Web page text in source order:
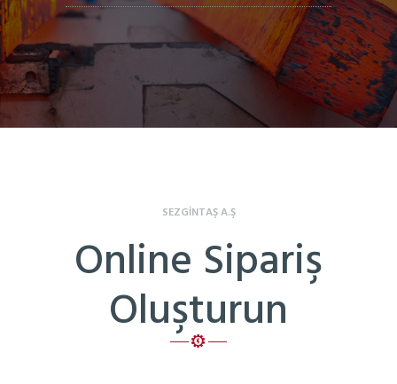
SEZGINTAŞ A.Ş
Online Sipariş
Oluşturun